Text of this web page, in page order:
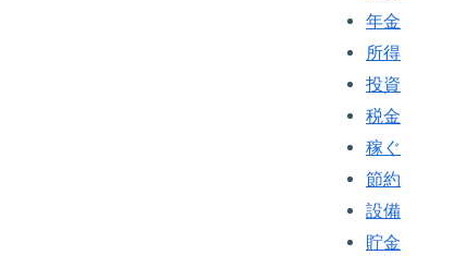
年金
所得
投資
税金
稼ぐ
節約
設備
貯金